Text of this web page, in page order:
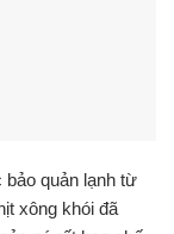
quản lạnh từ
xông khói đã